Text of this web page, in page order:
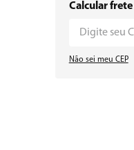
Calcular
Não sei meu CEP